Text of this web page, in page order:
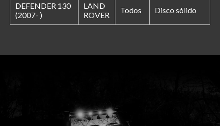
DEFENDER 130
(2007- )
LAND
ROVER
Todos Disco sólido